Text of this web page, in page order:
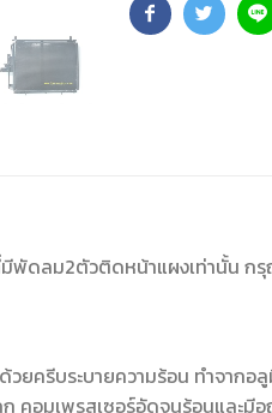
พัดลม2ตัวติดหน้าแผงเท่านั้น ก
ยครีบระบายความร้อน ทำจากอ
คอมเพรสเซอร์อัดจนร้อนและมี